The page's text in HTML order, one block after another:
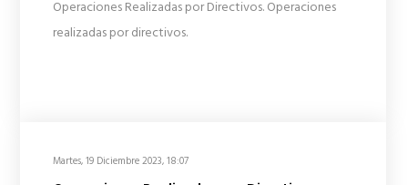
Operaciones Realizadas por Directivos. Operaciones
realizadas por directivos.
Martes, 19 Diciembre 2023, 18:07